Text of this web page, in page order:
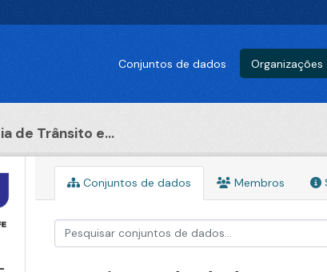
Conjuntos de dados Organizações
de Trânsito e...
Conjuntos de dados Membros